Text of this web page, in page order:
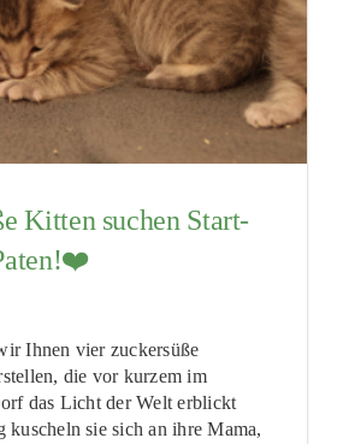
Kitten suchen Start-
Ihnen vier zuckersüße
die vor kurzem im
das Licht der Welt erblickt
kuscheln sie sich an ihre Mama,